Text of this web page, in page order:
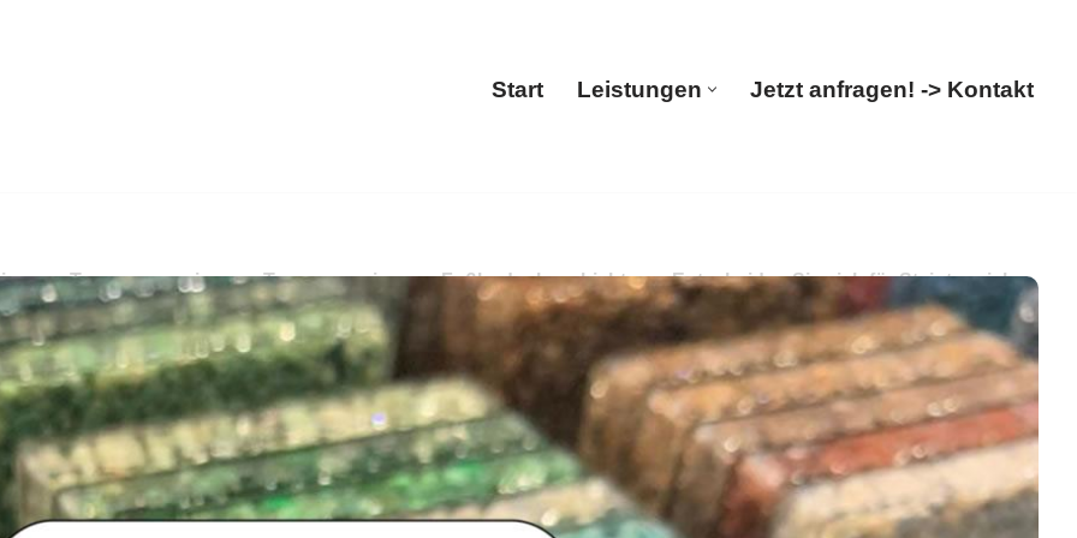
Start Leistungen Jetzt anfragen! -> Kontakt
Terrassensanierung, Treppensanierung, Fußbodenbeschichtung. Entscheiden Sie sich für Steinteppich
Treppensanierung, Balkonsanierung, Fußbodenbeschichtung.
PayKIES, für Dietmannsried – Ihr Boden-
✓Treppensanierung und ✓Fußbodenbeschichtung. Besuchen Sie unsere Webseite ✉.